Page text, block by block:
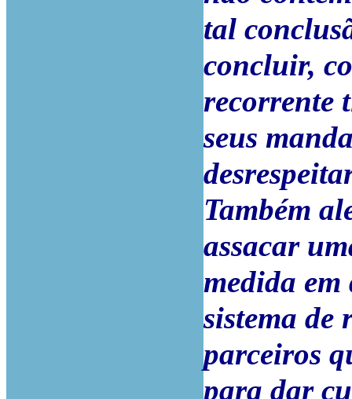
tal
concluir,
recorrente
seus
Também
assacar
medida
sistema de
parceiros
para dar